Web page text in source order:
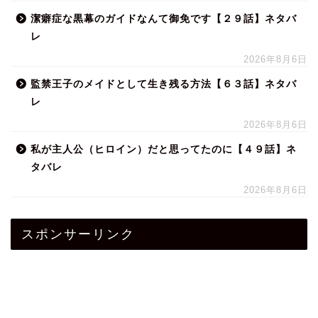
潔癖症な黒幕のガイドなんて御免です【２９話】ネタバ
レ
2026年8月6日
監禁王子のメイドとして生き残る方法【６３話】ネタバ
レ
2026年8月6日
私が主人公（ヒロイン）だと思ってたのに【４９話】ネ
タバレ
2026年8月6日
スポンサーリンク